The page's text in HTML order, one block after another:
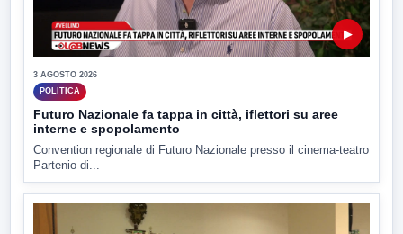
▶
3 AGOSTO 2026
POLITICA
Futuro Nazionale fa tappa in città, iflettori su aree
interne e spopolamento
Convention regionale di Futuro Nazionale presso il cinema-teatro
Partenio di...